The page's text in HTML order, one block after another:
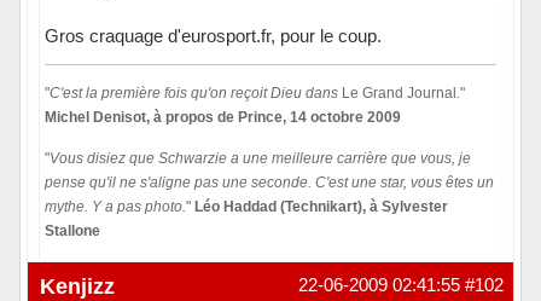
Gros craquage d'eurosport.fr, pour le coup.
"C'est la première fois qu'on reçoit Dieu dansLe Grand Journal "
Michel Denisot, à propos de Prince, 14 octobre 2009
"Vous disiez que Schwarzie a une meilleure carrière que vous, je
pense qu'il ne s'aligne pas une seconde. C'est une star, vous êtes un
mythe. Y a pas photo. " Léo Haddad (Technikart), à Sylvester
Stallone
Hors ligne #102
22-06-2009 02:41:55
Kenjizz